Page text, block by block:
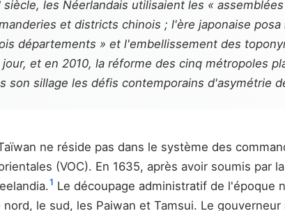
les Néerlandais utilisaient les «
et districts chinois ; l'ère japonaise
départements » et l'embellissement des
et en 2010, la réforme des cinq métropoles
son sillage les défis contemporains d'asymétrie
ne réside pas dans le système des
(VOC). En 1635, après avoir soumis
1 Le découpage administratif de l'époque
le sud, les Paiwan et Tamsui. Le